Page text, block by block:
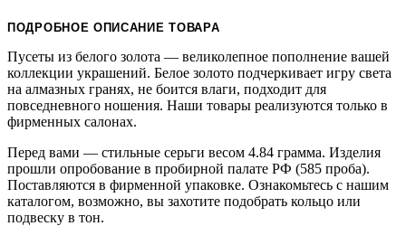
ПОДРОБНОЕ ОПИСАНИЕ ТОВАРА
Пусеты из белого золота — великолепное пополнение вашей
коллекции украшений. Белое золото подчеркивает игру света
на алмазных гранях, не боится влаги, подходит для
повседневного ношения. Наши товары реализуются только в
фирменных салонах.
Перед вами — стильные серьги весом 4.84 грамма. Изделия
прошли опробование в пробирной палате РФ (585 проба).
Поставляются в фирменной упаковке. Ознакомьтесь с нашим
каталогом, возможно, вы захотите подобрать кольцо или
подвеску в тон.